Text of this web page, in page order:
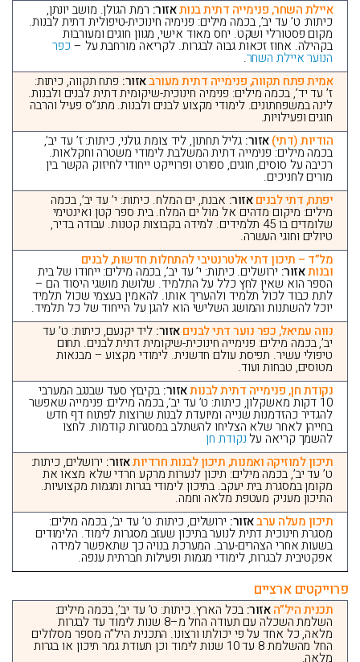
איילת השחר, פנימייה דתית בנותאזור: רמת הגולן. מושב יונתן,
כיתות: ט’ עד יב’, בכמה מילים: פנימיה חינוכית-טיפולית דתית לבנות.
מקום פסטורלי ושקט. יחס מאוד אישי, מגוון חוגים ומעורבות
בקהילה. אחוז זכאות גבוה לבגרות. לקריאה מורחבת על – כפר
הנוער איילת השחר.
אמית פתח תקווה, פנימייה דתית מעורבאזור: פתח תקווה, כיתות:
ז’ עד יד’, בכמה מילים: פנימיה חינוכית-שיקומית דתית לבנים ולבנות.
לינה במשפחתונים. לימודי מקצוע לבנים ולבנות. מתנ”ס פעיל והרבה
חוגים ופעילויות.
הודיות (דתי)אזור: גליל תחתון, ליד צומת גולני, כיתות: ז’ עד יב’,
בכמה מילים: פנימייה דתית המשלבת לימודי משטרה וחקלאות.
רכיבה על סוסים, חוגים, ספורט ופרוייקט ייחודי לחיזוק הקשר בין
מורים לחניכים.
יפתח, דתי לבניםאזור: אבנת, ים המלח. כיתות: י’ עד יב’, בכמה
מילים: מיקום מדהים אל מול ים המלח. בית ספר קטן ואינטימי
שלומדים בו 45 תלמידים. למידה בקבוצות קטנות. עבודה בדיר,
טיולים וחוגי העשרה.
מל”ד – תיכון דתי אלטרנטיבי להתחלות חדשות, לבנים
ובנותאזור: ירושלים. כיתות: י’ עד יב’, בכמה מילים: ייחודו של בית
הספר הוא שאין לחץ כלל על התלמיד. שלושת מושגי היסוד הם –
לתת כבוד לכול תלמיד ולהעריך אותו. להאמין בעצמי שכול תלמיד
יוכל להשתנות והמושג השלישי הוא להגן על הייחוד של כל תלמיד.
נווה עמיאל, כפר נוער דתי לבניםאזור: ליד יקנעם, כיתות: ט’ עד
יב’, בכמה מילים: פנימייה חינוכית-שיקומית דתית לבנים. תחום
טיפולי עשיר. תפיסת עולם חדשנית. לימודי מקצוע – מבנאות
מטוסים, טבחות ועוד.
נקודת חן, פנימייה דתית לבנותאזור: בקיבוץ סעד שבנגב המערבי
10 דקות מאשקלון, כיתות: ט’ עד יב’, בכמה מילים: פנימייה שאפשר
להגדיר כהזדמנות שנייה ומיועדת לבנות שרוצות לפתוח דף חדש
בחייהן לאחר שלא הצליחו להשתלב במסגרות קודמות. לחצו
להשמך קריאה עלנקודת חן
תיכון למוזיקה ואמנות, תיכון לבנות חרדיותאזור: ירושלים, כיתות:
ט’ עד יב’, בכמה מילים: תיכון לנערות מרקע חרדי שלא מצאו את
מקומן במסגרת בית יעקב. בתיכון לימודי בגרות ומגמות מקצועיות.
התיכון מעניק מעטפת מלאה וחמה.
תיכון מעלה ערבאזור: ירושלים, כיתות: ט’ עד יב’, בכמה מילים:
מסגרת חינוכית דתית לנוער בתיכון שעזב מסגרות לימוד. הלימודים
בשעות אחרי הצהרים-ערב. המערכת בנויה כך שתאפשר למידה
אפקטיבית לבגרות, לימודי מגמות ופעילות חברתית ענפה.
פרוייקטים ארציים
תכנית היל”האזור: בכל הארץ. כיתות: ט’ עד יב’, בכמה מילים:
השלמת השכלה עם תעודה החל מ–8 שנות לימוד עד לבגרות
מלאה, כל אחד על פי יכולתו ורצונו. התכנית היל”ה מספר מסלולים
החל מהשלמת 8 עד 10 שנות לימוד וכן תעודת גמר תיכון או בגרות
מלאה.